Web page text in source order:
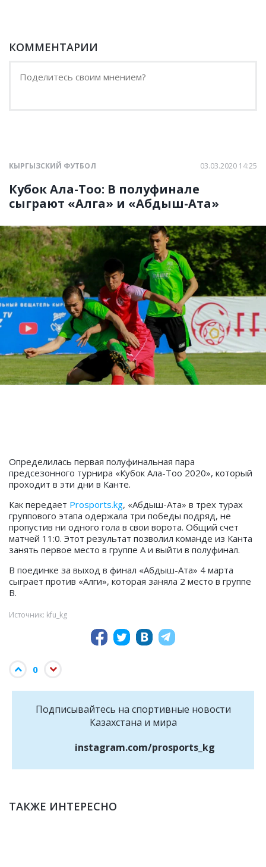
КОММЕНТАРИИ
КЫРГЫЗСКИЙ ФУТБОЛ 03.03.2020 14:25
Кубок Ала-Тоо: В полуфинале
сыграют «Алга» и «Абдыш-Ата»
Определилась первая полуфинальная пара
предсезонного турнира «Кубок Ала-Тоо 2020», который
проходит в эти дни в Канте.
Как передает Prosports.kg, «Абдыш-Ата» в трех турах
группового этапа одержала три победы подряд, не
пропустив ни одного гола в свои ворота. Общий счет
матчей 11:0. Этот результат позволил команде из Канта
занять первое место в группе А и выйти в полуфинал.
В поединке за выход в финал «Абдыш-Ата» 4 марта
сыграет против «Алги», которая заняла 2 место в группе
В.
Источник: kfu_kg
0
Подписывайтесь на cпортивные новости
Казахстана и мира
instagram.com/prosports_kg
ТАКЖЕ ИНТЕРЕСНО